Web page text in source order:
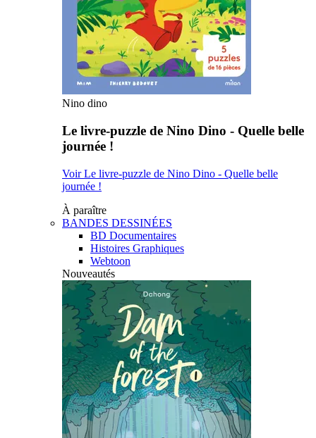
Nino dino
Le livre-puzzle de Nino Dino - Quelle belle
journée !
Voir Le livre-puzzle de Nino Dino - Quelle belle
journée !
À paraître
BANDES DESSINÉES
BD Documentaires
Histoires Graphiques
Webtoon
Nouveautés